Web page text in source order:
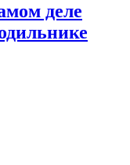
деле